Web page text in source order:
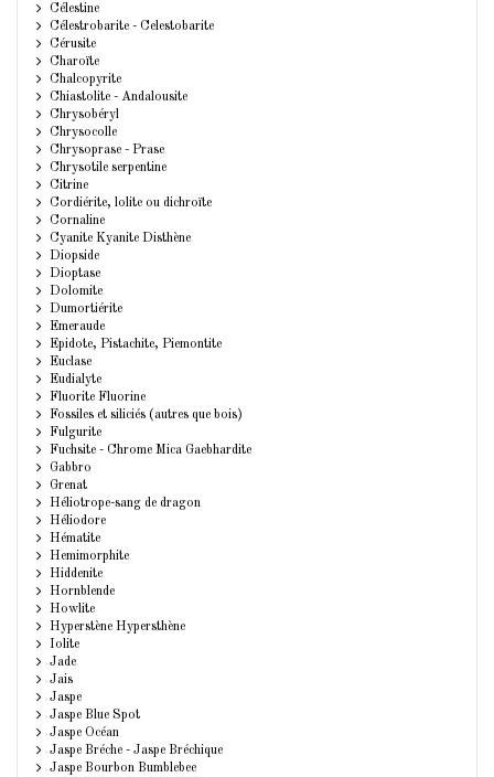
Célestine
Célestrobarite - Celestobarite
Cérusite
Charoïte
Chalcopyrite
Chiastolite - Andalousite
Chrysobéryl
Chrysocolle
Chrysoprase - Prase
Chrysotile serpentine
Citrine
Cordiérite, lolite ou dichroïte
Cornaline
Cyanite Kyanite Disthène
Diopside
Dioptase
Dolomite
Dumortiérite
Emeraude
Epidote, Pistachite, Piemontite
Euclase
Eudialyte
Fluorite Fluorine
Fossiles et siliciés (autres que bois)
Fulgurite
Fuchsite - Chrome Mica Gaebhardite
Gabbro
Grenat
Héliotrope-sang de dragon
Héliodore
Hématite
Hemimorphite
Hiddenite
Hornblende
Howlite
Hyperstène Hypersthène
Iolite
Jade
Jais
Jaspe
Jaspe Blue Spot
Jaspe Océan
Jaspe Bréche - Jaspe Bréchique
Jaspe Bourbon Bumblebee